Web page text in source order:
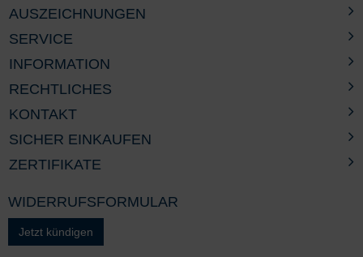
AUSZEICHNUNGEN
SERVICE
INFORMATION
RECHTLICHES
KONTAKT
SICHER EINKAUFEN
ZERTIFIKATE
WIDERRUFSFORMULAR
Jetzt kündigen